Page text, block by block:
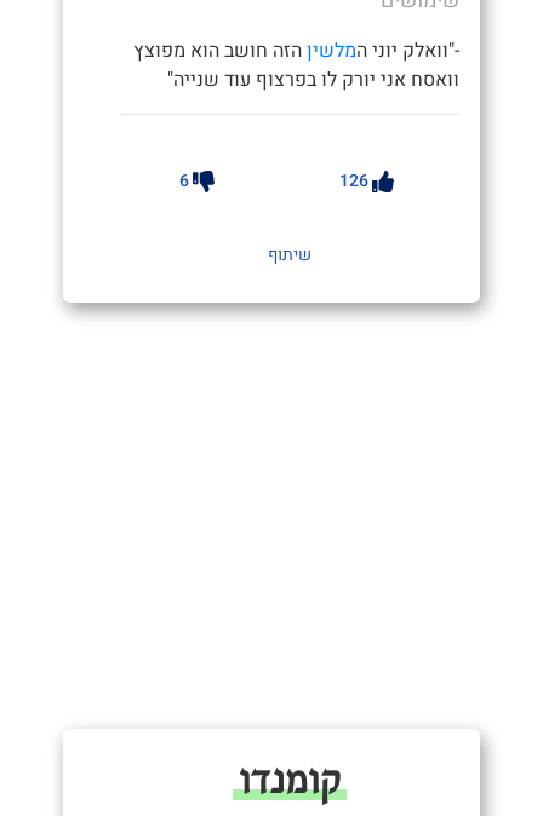
-"וואלק יוני המלשיןהזה חושב הוא מפוצץ
וואסח אני יורק לו בפרצוף עוד שנייה"
126
6
שיתוף
קומנדו